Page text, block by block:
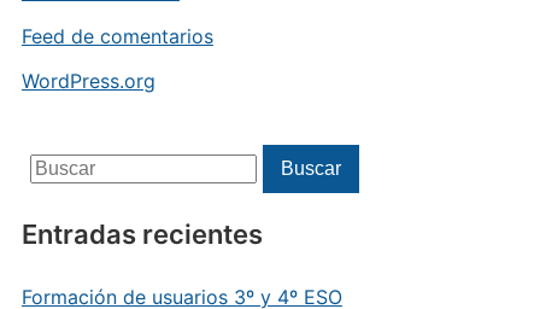
Feed de comentarios
WordPress.org
Buscar: Buscar
Entradas recientes
Formación de usuarios 3º y 4º ESO